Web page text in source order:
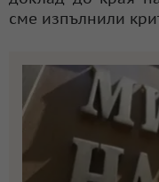
сме изпълнили